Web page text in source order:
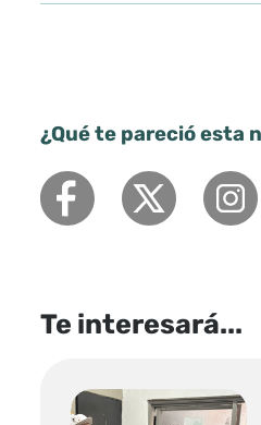
¿Qué te pareció esta
Te interesará...